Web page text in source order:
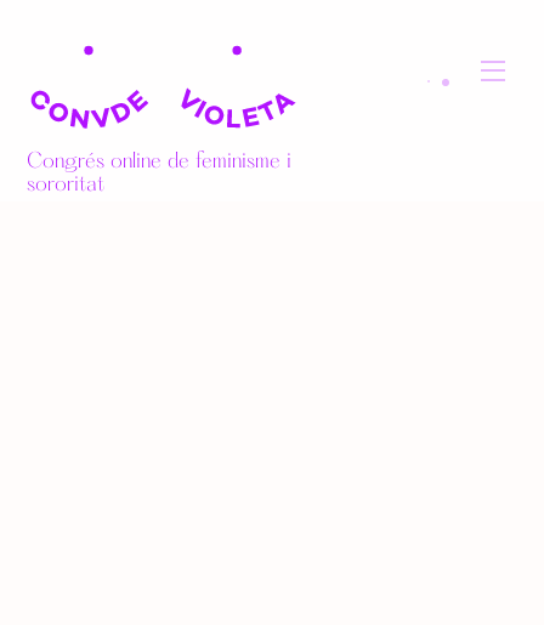
Congrés online de feminisme i
sororitat